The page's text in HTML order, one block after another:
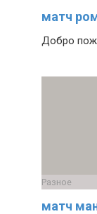
матч
Добро
Разное
матч